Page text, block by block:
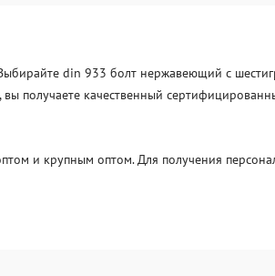
din 933 болт нержавеющий с
получаете качественный
и крупным оптом. Для получения